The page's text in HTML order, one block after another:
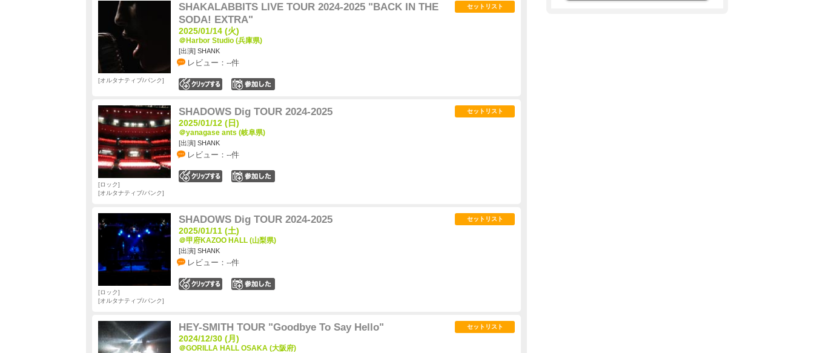
SHAKALABBITS LIVE TOUR 2024-2025 "BACK IN THE
SODA! EXTRA"
2025/01/14 (火)
＠Harbor Studio (兵庫県)
[出演] SHANK
レビュー：--件
セットリスト
オルタナティブ/パンク
SHADOWS Dig TOUR 2024-2025
2025/01/12 (日)
＠yanagase ants (岐阜県)
[出演] SHANK
レビュー：--件
セットリスト
ロック
オルタナティブ/パンク
SHADOWS Dig TOUR 2024-2025
2025/01/11 (土)
＠甲府KAZOO HALL (山梨県)
[出演] SHANK
レビュー：--件
セットリスト
ロック
オルタナティブ/パンク
HEY-SMITH TOUR "Goodbye To Say Hello"
2024/12/30 (月)
＠GORILLA HALL OSAKA (大阪府)
セットリスト